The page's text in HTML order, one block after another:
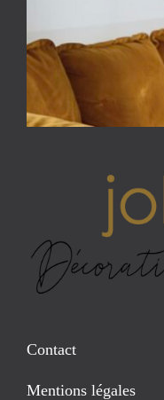
Contact
Mentions légales